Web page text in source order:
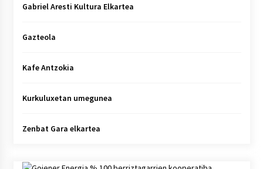
Gabriel Aresti Kultura Elkartea
Gazteola
Kafe Antzokia
Kurkuluxetan umegunea
Zenbat Gara elkartea